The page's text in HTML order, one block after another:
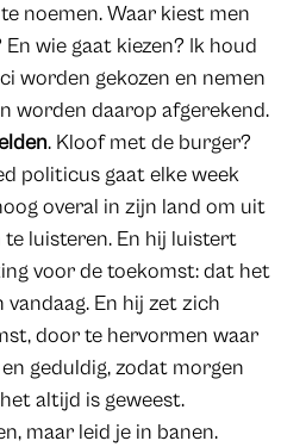
noemen. Waar kiest men
wie gaat kiezen? Ik houd
worden gekozen en nemen
worden daarop afgerekend.
. Kloof met de burger?
politicus gaat elke week
overal in zijn land om uit
te luisteren. En hij luistert
voor de toekomst: dat het
En hij zet zich
door te hervormen waar
geduldig, zodat morgen
altijd is geweest.
maar leid je in banen.